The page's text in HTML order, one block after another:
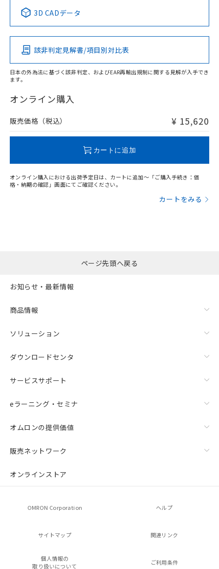
上、n: 70mm以上
検出領域
Pb Hg Cd Cr(VI)
O
在庫等で未対応品が混在する可能性があります。
問い合わせください。
この製品の規格認証/適合状況ページへ
その他の認証はこちらのページからご検索ください
3D CADデータ
該非判定見解書/項目別対比表
日本の外為法に基づく該非判定、およびEAR再輸出規制に関する見解が入手でき
ます。
オンライン購入
販売価格（税込） ¥ 15,620
カートに追加
オンライン購入における出荷予定日は、カートに追加～「ご購入手続き：価
格・納期の確認」画面にてご確認ください。
カートをみる
ページ先頭へ戻る
お知らせ・最新情報
商品情報
ソリューション
ダウンロードセンタ
サービスサポート
eラーニング・セミナ
オムロンの提供価値
販売ネットワーク
オンラインストア
OMRON Corporation ヘルプ
サイトマップ 関連リンク
個人情報の
取り扱いについて
ご利用条件